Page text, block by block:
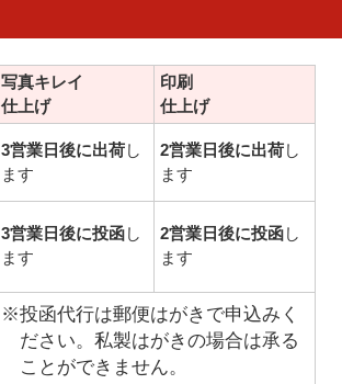
写真キレイ
仕上げ
印刷
仕上げ
3営業日後に出荷し
ます
2営業日後に出荷し
ます
3営業日後に投函し
ます
2営業日後に投函し
ます
※投函代行は郵便はがきで申込みく
ださい。私製はがきの場合は承る
ことができません。